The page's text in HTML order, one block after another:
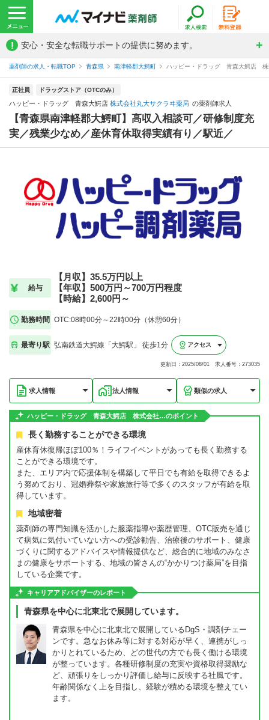
! 安心・安全な転職サポートの提供に努めます。
薬剤師の求人・転職TOP 青森県 南津軽郡大鰐町 ハッピー・ドラッグ 青森大鰐店 株
正社員 ドラッグストア（OTCのみ）
ハッピー・ドラッグ 青森大鰐店 株式会社丸大サクラヰ薬局 の薬剤師求人
【青森県南津軽郡大鰐町】高収入相談可／研修制度充
実／残業少なめ／産休育休取得実績有り／駅近／
給与
【月収】35.5万円以上
【年収】500万円～700万円程度
【時給】2,600円～
勤務時間 OTC:08時00分～22時00分（休憩60分）
最寄り駅 弘南鉄道大鰐線「大鰐駅」 徒歩1分 アクセス
更新日：2025/08/01 求人番号：273035
求人情報 法人情報 類似の求人
ハッピー・ドラッグ 青森大鰐店 株式会社…のポイント
長く勤務することができる環境
産休育休復帰ほぼ100％！ライフイベントがあっても長く勤務する
ことができる環境です。
また、エリア内で応援体制を構築して平日でも有給を取得できるよ
う努めており、冠婚葬祭や家族旅行等で多くのスタッフが有給を取
得しています。
地域密着
薬剤師の専門知識を活かした服薬指導や薬歴管理、OTC販売を通じ
て病気に気付いていない方への受診勧告、治療後のサポート、健康
づくりに関するアドバイスや情報提供など、総合的に地域のみなさ
まの健康をサポートする、地域の皆さんの“かかりつけ薬局”を目指
している企業です。
キャリアアドバイザーのレポート
青森県を中心に北東北で展開しています。
青森県を中心に北東北で展開しているDgS・調剤チェー
ンです。急なお休み等に対する対応が早く、連携がしっ
かりとれているため、どの世代の方でも長く働ける環境
が整っています。各種研修制度の充実や資格取得奨励な
ど、頑張りをしっかり評価し給与に反映する社風です。
年齢関係なく上を目指し、経験が積める環境を整えてい
ます。